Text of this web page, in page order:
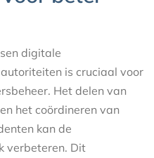
digitale
is cruciaal voor
Het delen van
het coördineren van
kan de
verbeteren. Dit